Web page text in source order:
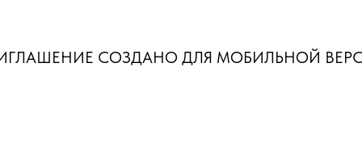
СОЗДАНО ДЛЯ МОБИЛЬНОЙ